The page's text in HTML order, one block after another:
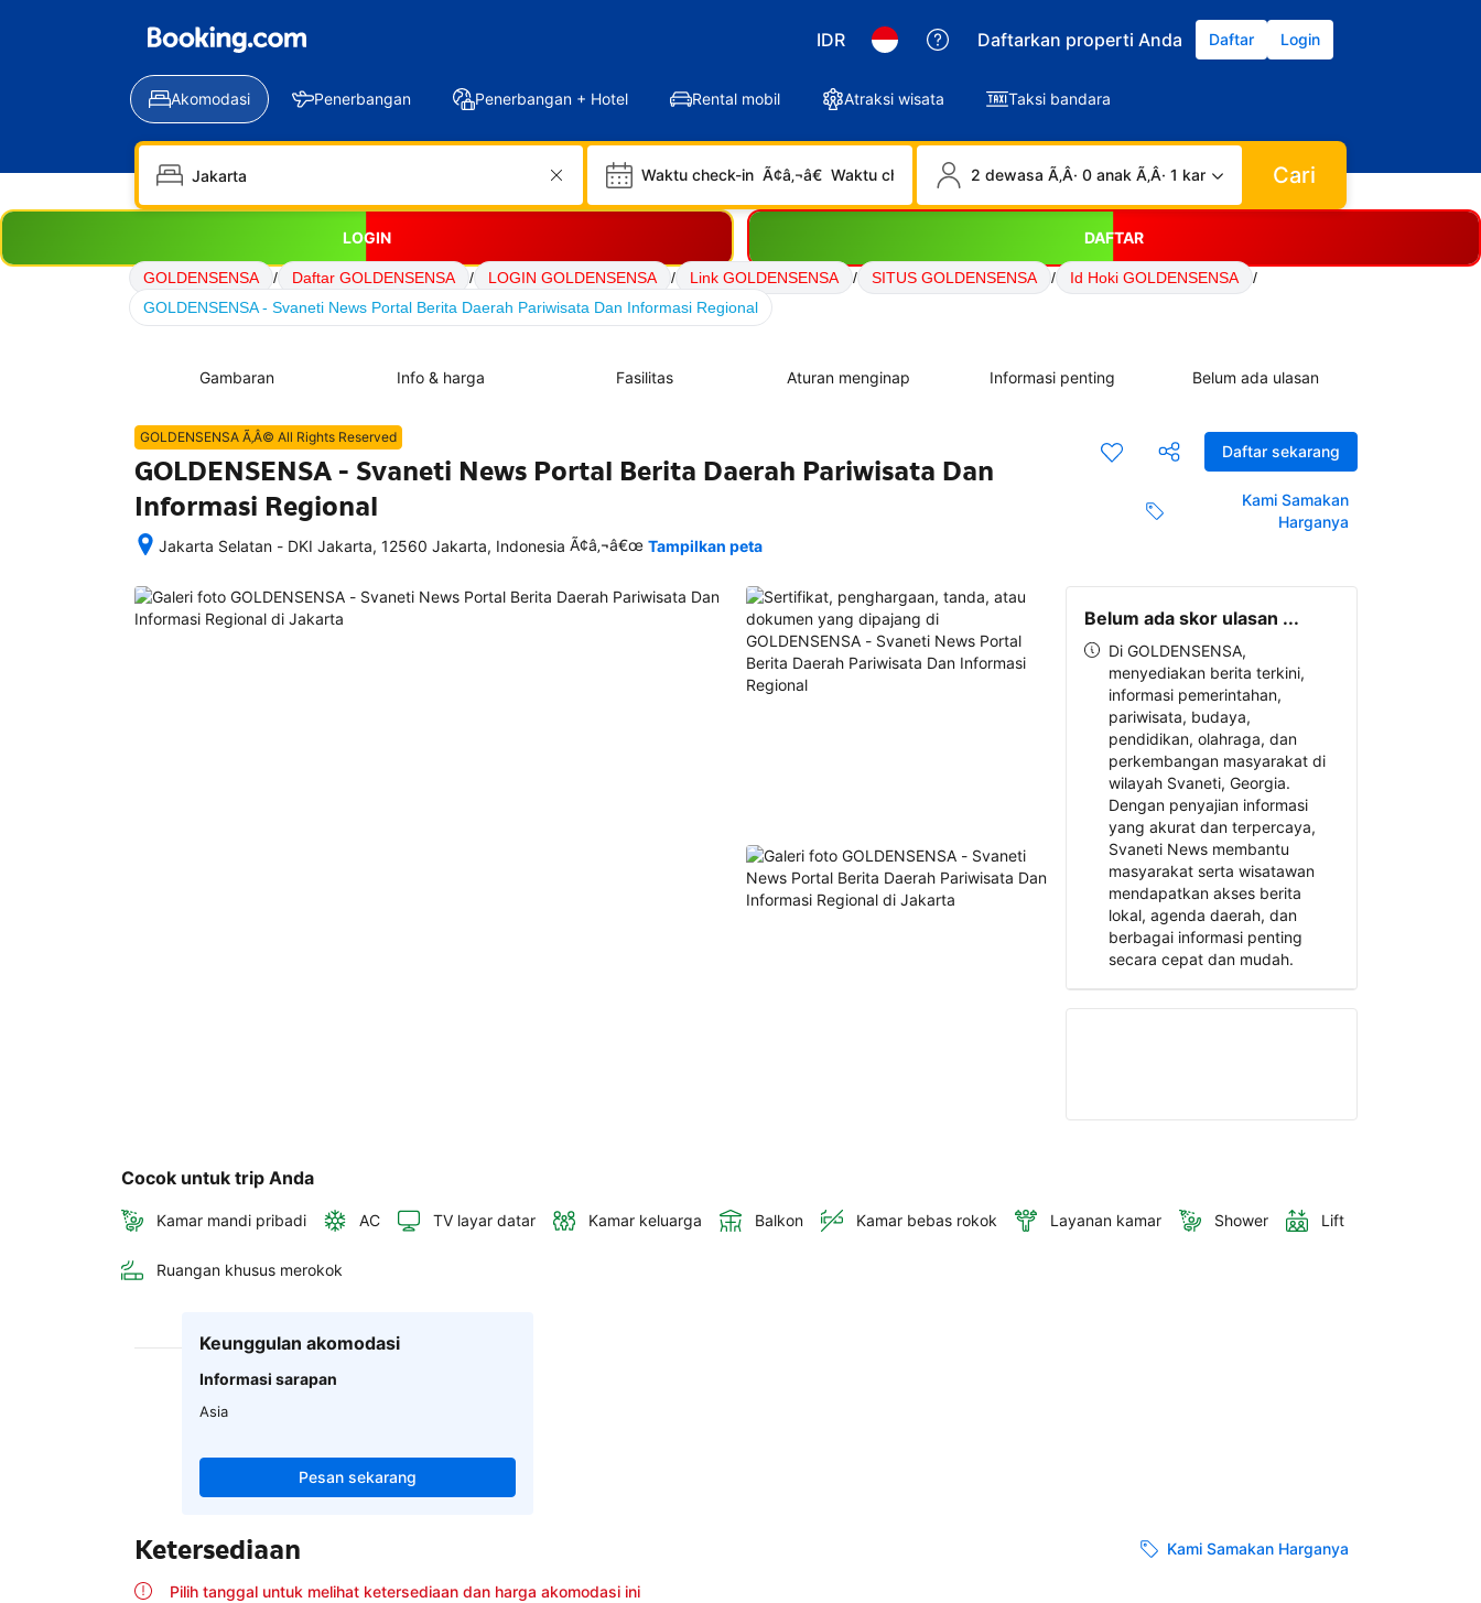
IDR Daftarkan properti Anda Daftar Login
Akomodasi Penerbangan Penerbangan + Hotel Rental mobil Atraksi wisata Taksi bandara
Waktu check-in Ã¢â‚¬â€ Waktu check-out 2 dewasa Ã‚Â· 0 anak Ã‚Â· 1 kamar Cari
LOGIN DAFTAR
GOLDENSENSA / Daftar GOLDENSENSA / LOGIN GOLDENSENSA / Link GOLDENSENSA / SITUS GOLDENSENSA / Id Hoki GOLDENSENSA
/
GOLDENSENSA - Svaneti News Portal Berita Daerah Pariwisata Dan Informasi Regional
Gambaran Info & harga Fasilitas Aturan menginap Informasi penting Belum ada ulasan
Daftar sekarang
Kami Samakan
Harganya
GOLDENSENSA Ã‚Â© All Rights Reserved
GOLDENSENSA - Svaneti News Portal Berita Daerah Pariwisata Dan
Informasi Regional
Jakarta Selatan - DKI Jakarta, 12560 Jakarta, Indonesia
memesan,
semua
Ã¢â‚¬â€œ Tampilkan peta
Belum ada skor ulasan ...
Di GOLDENSENSA,
menyediakan berita terkini,
informasi pemerintahan,
pariwisata, budaya,
pendidikan, olahraga, dan
perkembangan masyarakat di
wilayah Svaneti, Georgia.
Dengan penyajian informasi
yang akurat dan terpercaya,
Svaneti News membantu
masyarakat serta wisatawan
mendapatkan akses berita
lokal, agenda daerah, dan
berbagai informasi penting
secara cepat dan mudah.
Cocok untuk trip Anda
Kamar mandi pribadi AC TV layar datar Kamar keluarga Balkon Kamar bebas rokok Layanan kamar Shower Lift
Ruangan khusus merokok
Keunggulan akomodasi
Informasi sarapan
Asia
Pesan sekarang
Ketersediaan Kami Samakan Harganya
Pilih tanggal untuk melihat ketersediaan dan harga akomodasi ini